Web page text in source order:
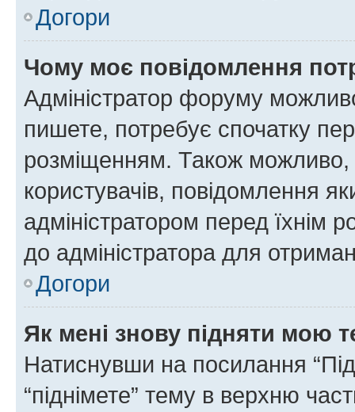
Догори
Чому моє повідомлення
Адміністратор форуму
пишете, потребує спочатку
розміщенням. Також можливо,
користувачів, повідомлення
адміністратором перед їхнім
до адміністратора для
Догори
Як мені знову підняти мою
Натиснувши на посилання
“піднімете” тему в верхню